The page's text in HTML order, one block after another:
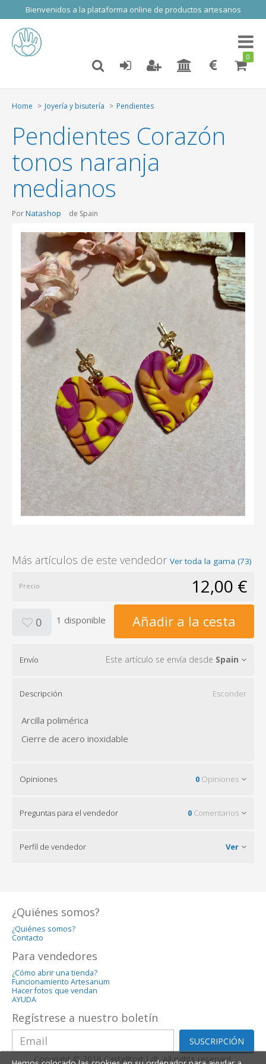
Bienvenidos a la plataforma online de productos artesanos
Toggle
0
Home Joyería y bisutería Pendientes
Pendientes Corazón
tonos naranja
medianos
PorNatashop de Spain
Más artículos de este vendedor Ver toda la gama (73)
Precio 12,00 €
0 1 disponible Añadir a la cesta
Envío Este artículo se envía desde Spain
Descripción Esconder
Arcilla polimérica
Cierre de acero inoxidable
Opiniones 0 Opiniones
Preguntas para el vendedor 0 Comentarios
Perfil de vendedor Ver
¿Quiénes somos?
¿Quiénes somos?
Contacto
Para vendedores
¿Cómo abrir una tienda?
Funcionamiento Artesanum
Hacer fotos que vendan
AYUDA
Regístrese a nuestro boletín
SUSCRIPCIÓN
Copyright © 2016 Castelltort Ldt. All rights reserved.